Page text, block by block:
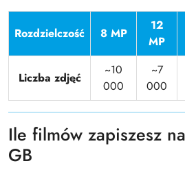
Rozdzielczość 8 MP
12
MP
Liczba zdjęć
~10
000
~7
000
Ile filmów zapiszesz
GB